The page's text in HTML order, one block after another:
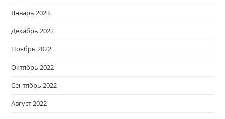
Январь 2023
Декабрь 2022
Ноябрь 2022
Октябрь 2022
Сентябрь 2022
Август 2022